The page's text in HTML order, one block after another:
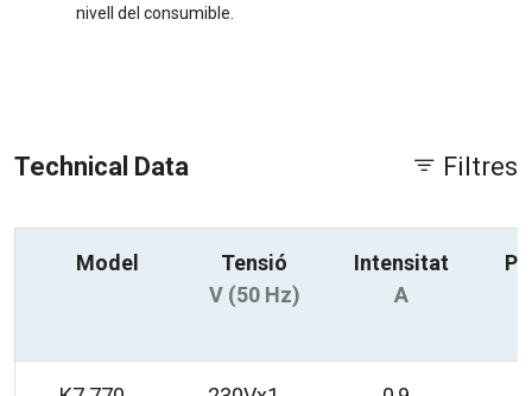
nivell del consumible.
Technical Data Filtres
Model
Tensió
V (50 Hz)
Intensitat
A